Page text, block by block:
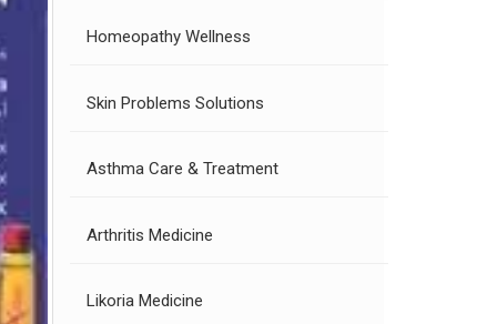
Homeopathy Wellness
Skin Problems Solutions
Asthma Care & Treatment
Arthritis Medicine
Likoria Medicine